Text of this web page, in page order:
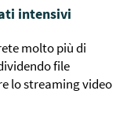
intensivi
molto più di
file
lo streaming video